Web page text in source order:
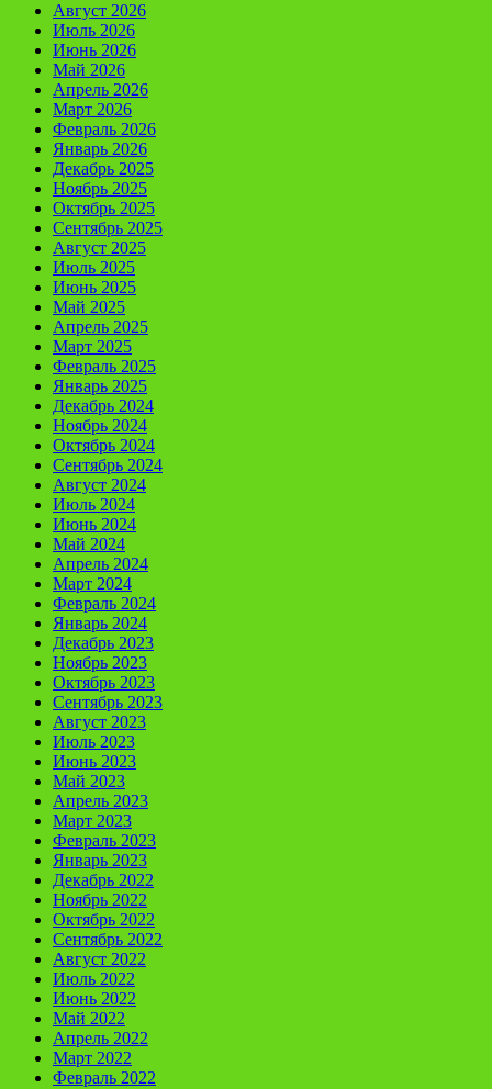
Август 2026
Июль 2026
Июнь 2026
Май 2026
Апрель 2026
Март 2026
Февраль 2026
Январь 2026
Декабрь 2025
Ноябрь 2025
Октябрь 2025
Сентябрь 2025
Август 2025
Июль 2025
Июнь 2025
Май 2025
Апрель 2025
Март 2025
Февраль 2025
Январь 2025
Декабрь 2024
Ноябрь 2024
Октябрь 2024
Сентябрь 2024
Август 2024
Июль 2024
Июнь 2024
Май 2024
Апрель 2024
Март 2024
Февраль 2024
Январь 2024
Декабрь 2023
Ноябрь 2023
Октябрь 2023
Сентябрь 2023
Август 2023
Июль 2023
Июнь 2023
Май 2023
Апрель 2023
Март 2023
Февраль 2023
Январь 2023
Декабрь 2022
Ноябрь 2022
Октябрь 2022
Сентябрь 2022
Август 2022
Июль 2022
Июнь 2022
Май 2022
Апрель 2022
Март 2022
Февраль 2022